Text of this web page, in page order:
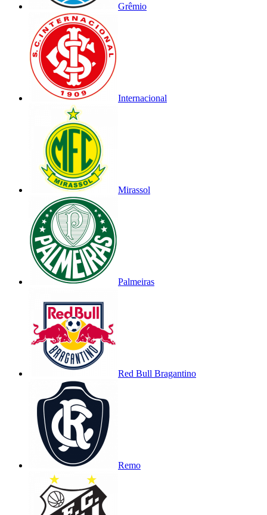
Grêmio
Internacional
Mirassol
Palmeiras
Red Bull Bragantino
Remo